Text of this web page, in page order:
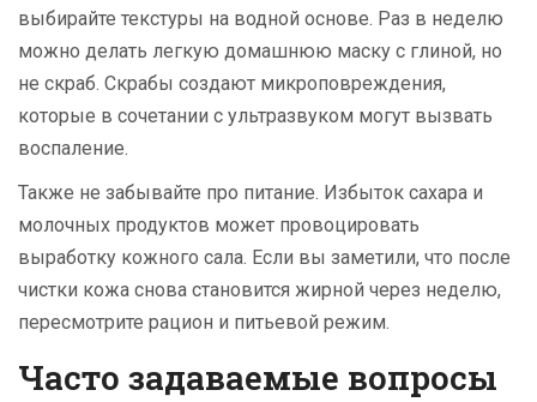
выбирайте текстуры на водной основе. Раз в неделю
можно делать легкую домашнюю маску с глиной, но
не скраб. Скрабы создают микроповреждения,
которые в сочетании с ультразвуком могут вызвать
воспаление.
Также не забывайте про питание. Избыток сахара и
молочных продуктов может провоцировать
выработку кожного сала. Если вы заметили, что после
чистки кожа снова становится жирной через неделю,
пересмотрите рацион и питьевой режим.
Часто задаваемые вопросы